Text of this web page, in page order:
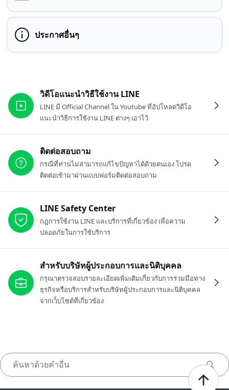
ประกาศอื่นๆ
วิดีโอแนะนำวิธีใช้งาน LINE
LINE มี Official Channel ใน Youtube ที่อัปโหลดวิดีโอ
แนะนำวิธีการใช้งาน LINE ต่างๆ เอาไว้
ติดต่อสอบถาม
กรณีที่ท่านไม่สามารถแก้ไขปัญหาได้ด้วยตนเอง โปรด
ติดต่อเข้ามาผ่านแบบฟอร์มติดต่อสอบถาม
LINE Safety Center
กฎการใช้งาน LINE และบริการที่เกี่ยวข้อง เพื่อความ
ปลอดภัยในการใช้บริการ
สำหรับบริษัทผู้ประกอบการและนิติบุคคล
กรุณาตรวจสอบรายละเอียดเพิ่มเติมเกี่ยวกับการร่วมมือทาง
ธุรกิจหรือบริการสำหรับบริษัทผู้ประกอบการและนิติบุคคล
จากเว็บไซต์ที่เกี่ยวข้อง